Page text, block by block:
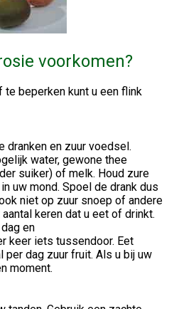
voorkomen?
beperken kunt u een flink
dranken en zuur voedsel.
water, gewone thee
suiker) of melk. Houd zure
uw mond. Spoel de drank dus
niet op zuur snoep of andere
keren dat u eet of drinkt.
en
keer iets tussendoor. Eet
per dag zuur fruit. Als u bij uw
moment.